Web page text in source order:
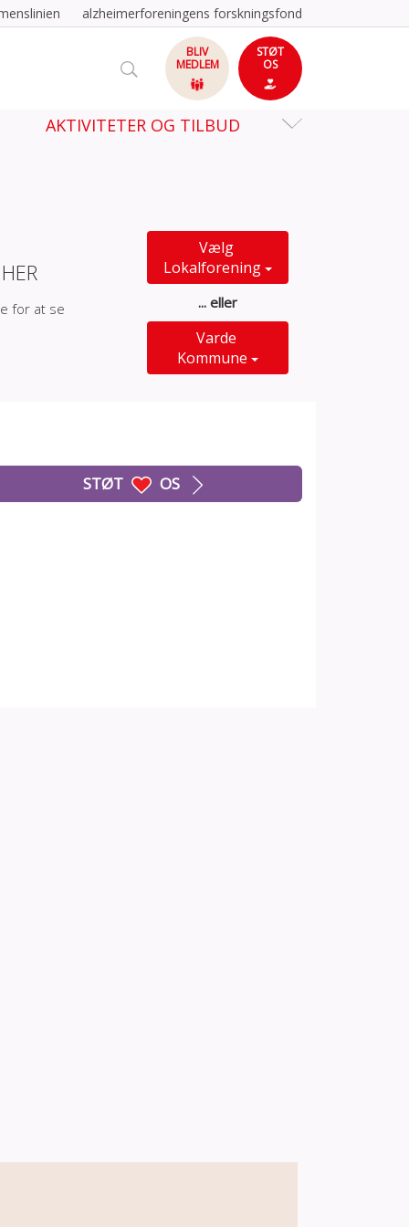
alzheimerforeningens forskningsfond
BLIV
MEDLEM
STØT
OS
AKTIVITETER OG TILBUD
for at se
Vælg
Lokalforening
... eller
Varde
Kommune
STØT OS